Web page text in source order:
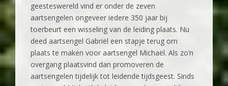
geesteswereld vind er onder de zeven
aartsengelen ongeveer iedere 350 jaar bij
toerbeurt een wisseling van de leiding plaats. Nu
deed aartsengel Gabriël een stapje terug om
plaats te maken voor aartsengel Michaël. Als zo’n
overgang plaatsvind dan promoveren de
aartsengelen tijdelijk tot leidende tijdsgeest. Sinds